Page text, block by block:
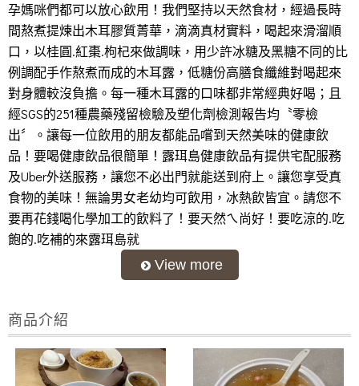
孕媽咪們都可以放心飲用！我們堅持以天然食材，經過長時
間熬煮提煉出木耳膠質菁華，滴滴真材實料，喝起來滑溜順
口，以桂圓.紅棗.枸杞來做調味，用少許冰糖及黑糖不同的比
例調配手作熬煮而成的木耳露，低糖份高膳食纖維對喝起來
對身體較沒負擔。每一種木耳露的口味都非常經典好喝；且
經SGS的251種農藥殘留檢驗及塑化劑檢測報告均〝零檢
出〞。讓每一位飲用的朋友都能品嚐到天然美味的健康飲
品！要喝健康飲品很簡單！露珥島健康飲品有提供宅配服務
及Uber外送服務，讓您不必出門就能送到府上。讓您享受真
食物的美味！無論男女老幼均可飲用，冰熱飲皆宜。請您不
要再花錢喝化學加工的飲料了！要天然ㄟ尚好！要吃涼的.吃
飽的.吃補的來露珥島就
商品介紹